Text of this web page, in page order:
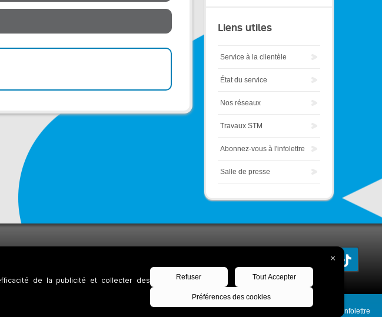
Liens utiles
Service à la clientèle
État du service
Nos réseaux
Travaux STM
Abonnez-vous à l'infolettre
Salle de presse
Découvrez notre infolettre